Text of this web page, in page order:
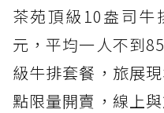
茶苑頂級10盎司牛
元，平均一人不到
級牛排套餐，旅展
點限量開賣，線上